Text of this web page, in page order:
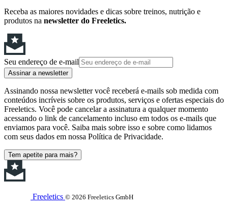
Receba as maiores novidades e dicas sobre treinos, nutrição e
produtos na newsletter do Freeletics.
Seu endereço de e-mail
Assinar a newsletter
Assinando nossa newsletter você receberá e-mails sob medida com
conteúdos incríveis sobre os produtos, serviços e ofertas especiais do
Freeletics. Você pode cancelar a assinatura a qualquer momento
acessando o link de cancelamento incluso em todos os e-mails que
enviamos para você. Saiba mais sobre isso e sobre como lidamos
com seus dados em nossa Política de Privacidade.
Tem apetite para mais?
Freeletics © 2026 Freeletics GmbH